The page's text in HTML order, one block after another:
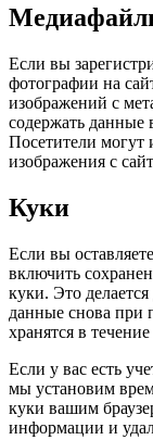
Если вы
фотографии на
изображений с
содержать данные
Посетители могут
изображения с
Куки
Если вы
включить
куки. Это
данные снова при
хранятся в
Если у вас есть
мы установим
куки вашим
информации и